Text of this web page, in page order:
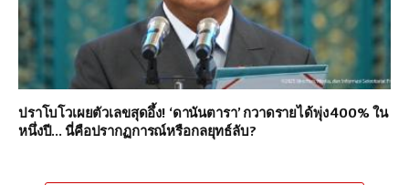
ปราโบโวเผยตัวเลขสุดอึ้ง! ‘ดานันตารา’ กวาดรายได้พุ่ง 400% ใน
หนึ่งปี… นี่คือปรากฏการณ์หรือกลยุทธ์ลับ?